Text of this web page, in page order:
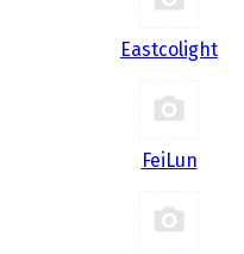
Eastcolight
FeiLun